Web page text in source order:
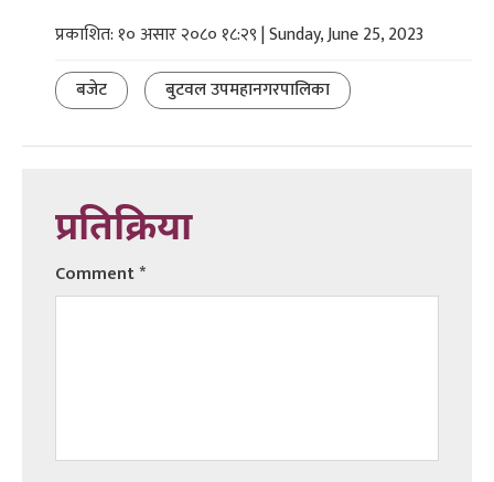
प्रकाशित: १० असार २०८० १८:२९ | Sunday, June 25, 2023
बजेट
बुटवल उपमहानगरपालिका
प्रतिक्रिया
Comment*